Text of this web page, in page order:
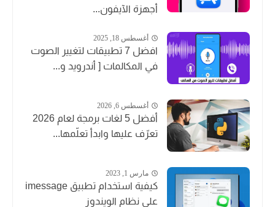
أجهزة الآيفون...
أغسطس 18, 2025
افضل 7 تطبيقات لتغيير الصوت
في المكالمات [ أندرويد و...
أغسطس 6, 2026
أفضل 5 لغات برمجة لعام 2026
تعرّف عليها وابدأ تعلّمها...
مارس 1, 2023
كيفية استخدام تطبيق imessage
على نظام الويندوز